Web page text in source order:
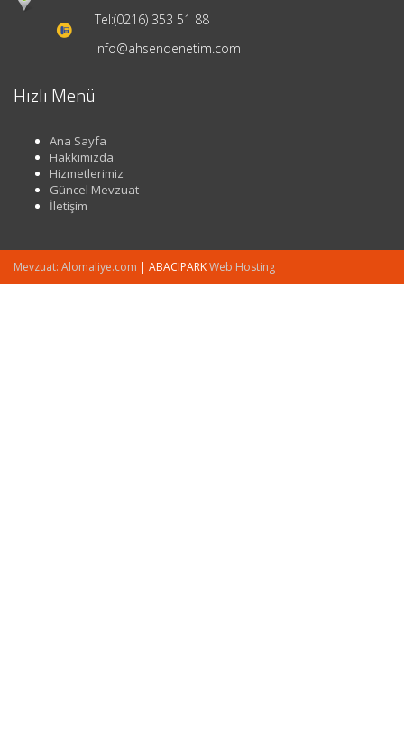
Tel:(0216) 353 51 88
info@ahsendenetim.com
Hızlı Menü
Ana Sayfa
Hakkımızda
Hizmetlerimiz
Güncel Mevzuat
İletişim
Mevzuat: Alomaliye.com | ABACIPARKWeb Hosting